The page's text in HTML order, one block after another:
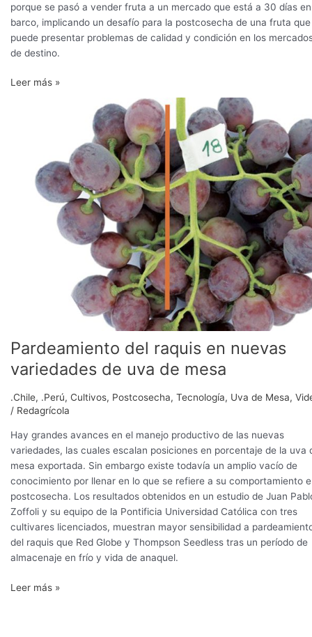
porque se pasó a vender fruta a un mercado que está a 30 días en
barco, implicando un desafío para la postcosecha de una fruta que
puede presentar problemas de calidad y condición en los
de destino.
en
postcosecha
Leer más »
Pardeamiento del raquis en nuevas
variedades de uva de mesa
.Chile, .Perú, Cultivos, Postcosecha, Tecnología, Uva de Mesa,
/ Redagrícola
Hay grandes avances en el manejo productivo de las nuevas
variedades, las cuales escalan posiciones en porcentaje de la uva
mesa exportada. Sin embargo existe todavía un amplio vacío de
conocimiento por llenar en lo que se refiere a su comportamiento
postcosecha. Los resultados obtenidos en un estudio de Juan
Zoffoli y su equipo de la Pontificia Universidad Católica con tres
cultivares licenciados, muestran mayor sensibilidad a
del raquis que Red Globe y Thompson Seedless tras un período de
almacenaje en frío y vida de anaquel.
nuevas
variedades
Leer más »